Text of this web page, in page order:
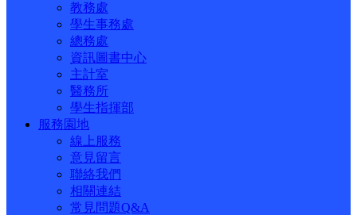
教務處
學生事務處
總務處
資訊圖書中心
主計室
醫務所
學生指揮部
服務園地
線上服務
意見留言
聯絡我們
相關連結
常見問題Q&A